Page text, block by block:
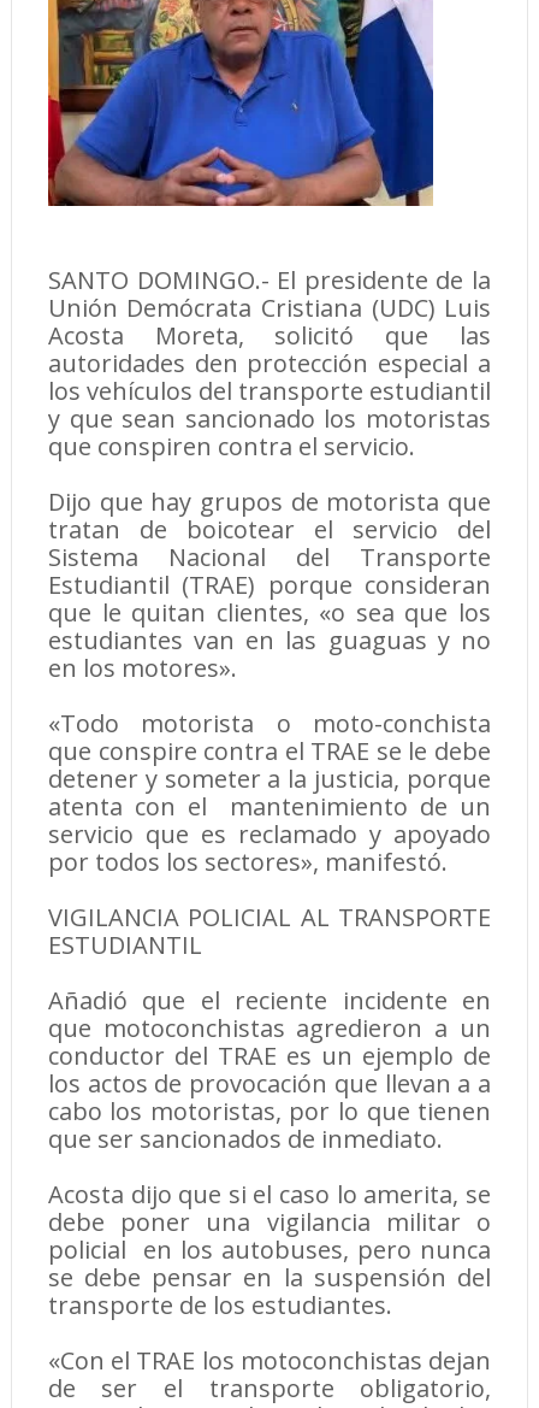
SANTO DOMINGO.- El presidente de la
Unión Demócrata Cristiana (UDC) Luis
Acosta Moreta, solicitó que las
autoridades den protección especial a
los vehículos del transporte estudiantil
y que sean sancionado los motoristas
que conspiren contra el servicio.
Dijo que hay grupos de motorista que
tratan de boicotear el servicio del
Sistema Nacional del Transporte
Estudiantil (TRAE) porque consideran
que le quitan clientes, «o sea que los
estudiantes van en las guaguas y no
en los motores».
«Todo motorista o moto-conchista
que conspire contra el TRAE se le debe
detener y someter a la justicia, porque
atenta con el mantenimiento de un
servicio que es reclamado y apoyado
por todos los sectores», manifestó.
VIGILANCIA POLICIAL AL TRANSPORTE
ESTUDIANTIL
Añadió que el reciente incidente en
que motoconchistas agredieron a un
conductor del TRAE es un ejemplo de
los actos de provocación que llevan a a
cabo los motoristas, por lo que tienen
que ser sancionados de inmediato.
Acosta dijo que si el caso lo amerita, se
debe poner una vigilancia militar o
policial en los autobuses, pero nunca
se debe pensar en la suspensión del
transporte de los estudiantes.
«Con el TRAE los motoconchistas dejan
de ser el transporte obligatorio,